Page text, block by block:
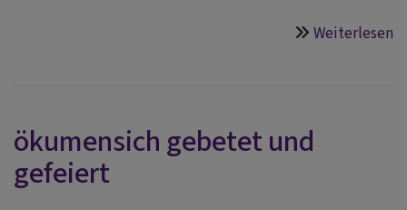
Weiterlesen
ökumensich gebetet und
gefeiert